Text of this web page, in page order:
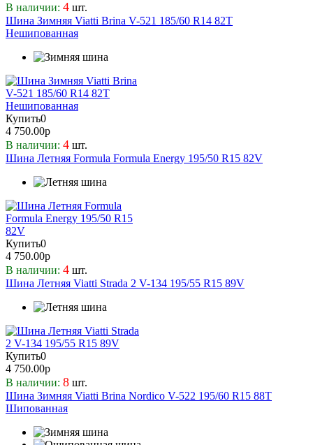
В наличии: 4 шт.
Шина Зимняя Viatti Brina V-521 185/60 R14 82T
Нешипованная
Купить0
4 750.00р
В наличии: 4 шт.
Шина Летняя Formula Formula Energy 195/50 R15 82V
Купить0
4 750.00р
В наличии: 4 шт.
Шина Летняя Viatti Strada 2 V-134 195/55 R15 89V
Купить0
4 750.00р
В наличии: 8 шт.
Шина Зимняя Viatti Brina Nordico V-522 195/60 R15 88T
Шипованная